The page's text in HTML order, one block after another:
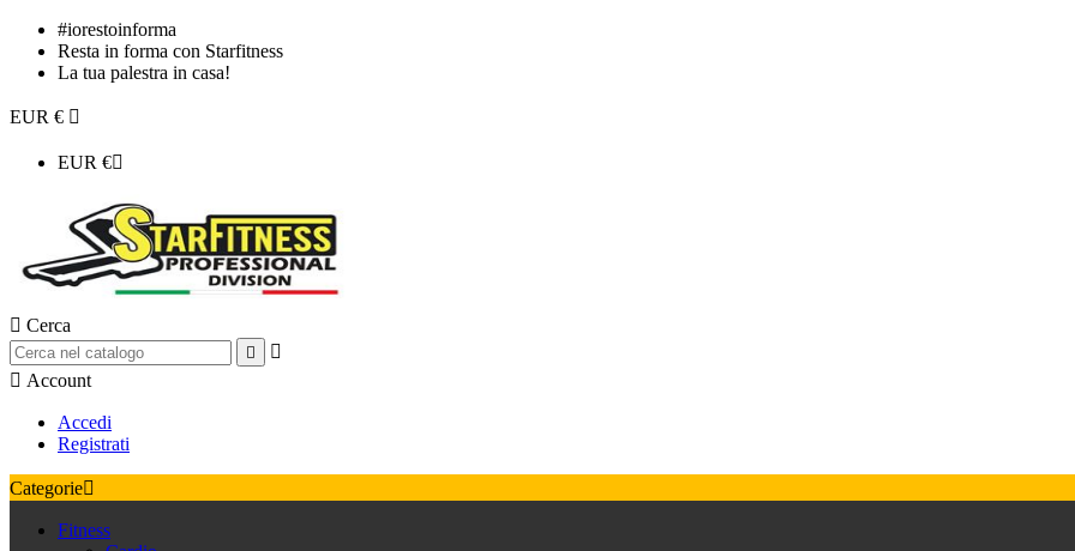
#iorestoinforma
Resta in forma con Starfitness
La tua palestra in casa!
EUR € 
EUR €
 Cerca


 Account
Accedi
Registrati
Categorie
Fitness